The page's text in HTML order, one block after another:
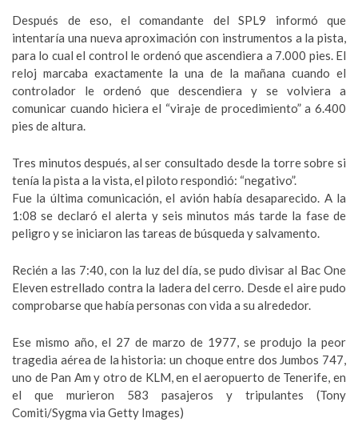
Después de eso, el comandante del SPL9 informó que
intentaría una nueva aproximación con instrumentos a la pista,
para lo cual el control le ordenó que ascendiera a 7.000 pies. El
reloj marcaba exactamente la una de la mañana cuando el
controlador le ordenó que descendiera y se volviera a
comunicar cuando hiciera el “viraje de procedimiento” a 6.400
pies de altura.
Tres minutos después, al ser consultado desde la torre sobre si
tenía la pista a la vista, el piloto respondió: “negativo”.
Fue la última comunicación, el avión había desaparecido. A la
1:08 se declaró el alerta y seis minutos más tarde la fase de
peligro y se iniciaron las tareas de búsqueda y salvamento.
Recién a las 7:40, con la luz del día, se pudo divisar al Bac One
Eleven estrellado contra la ladera del cerro. Desde el aire pudo
comprobarse que había personas con vida a su alrededor.
Ese mismo año, el 27 de marzo de 1977, se produjo la peor
tragedia aérea de la historia: un choque entre dos Jumbos 747,
uno de Pan Am y otro de KLM, en el aeropuerto de Tenerife, en
el que murieron 583 pasajeros y tripulantes (Tony
Comiti/Sygma via Getty Images)